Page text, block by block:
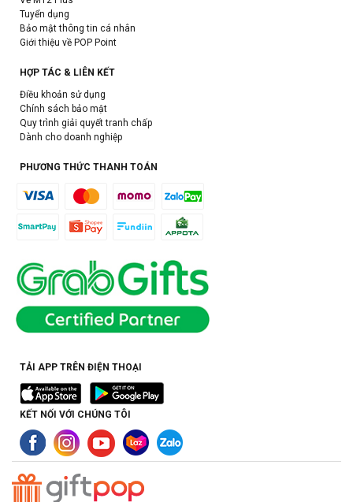
Tuyển dụng
Bảo mật thông tin cá nhân
Giới thiệu về POP Point
HỢP TÁC & LIÊN KẾT
Điều khoản sử dụng
Chính sách bảo mật
Quy trình giải quyết tranh chấp
Dành cho doanh nghiệp
PHƯƠNG THỨC THANH TOÁN
TẢI APP TRÊN ĐIỆN THOẠI
KẾT NỐI VỚI CHÚNG TÔI